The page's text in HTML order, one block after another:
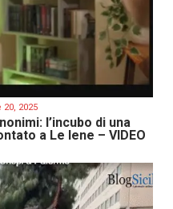
2025
l’incubo di una
a Le Iene – VIDEO